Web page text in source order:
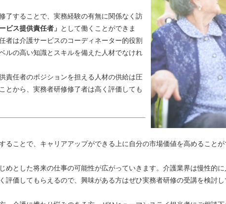
了することで、実務経験の有無に関係なく訪
ービス提供責任者」 として働くことができま
者は介護サービスのコーディネーター的役割
ルの高い知識とスキルを備えた人材でなけれ
責任者のポジションを担える人材の供給は圧
とから、実務者研修修了者は高く評価しても
ることで、キャリアアップができる上に自分の市場価値を高めること
めとした将来の仕事の可能性が広がっていきます。介護業界は慢性的
評価してもらえるので、興味がある方はぜひ実務者研修の受講を検討し